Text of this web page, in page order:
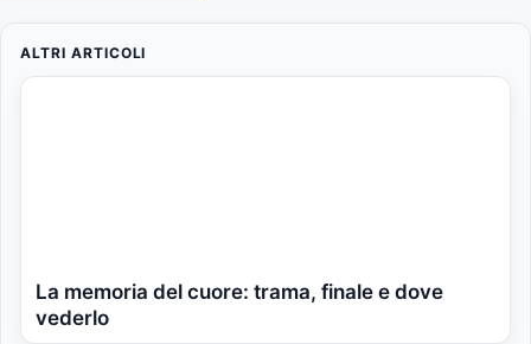
ALTRI ARTICOLI
La memoria del cuore: trama, finale e dove
vederlo